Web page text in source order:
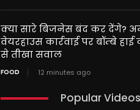
क्या सारे बिजनेस बंद कर देंगे?
वेयरहाउस कार्रवाई पर बॉम्बे हाई
से तीखा सवाल
FOOD 12 minutes ago
Popular Videos